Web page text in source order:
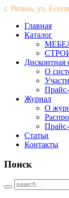
г. Рязань, ул.
Главная
Каталог
Дисконтная
О
Журнал
О
Статьи
Контакты
Поиск